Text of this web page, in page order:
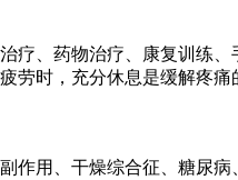
疗、药物治疗、康复训练
劳时，充分休息是缓解疼
作用、干燥综合征、糖尿